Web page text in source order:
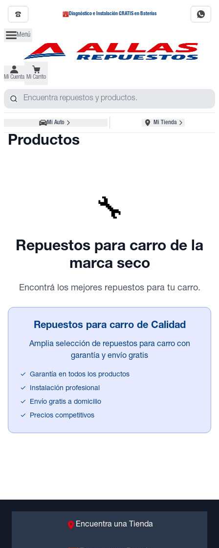
Diagnóstico e Instalación GRATIS en Baterías
Menú
Mi Cuenta Mi Carrito
Mi Auto Mi Tienda
Productos
🔧
Repuestos para carro de la
marca seco
Encontrá los mejores repuestos para tu carro.
Repuestos para carro de Calidad
Amplia selección de repuestos para carro con
garantía y envío gratis
✓
Garantía en todos los productos
✓
Instalación profesional
✓
Envío gratis a domicilio
✓
Precios competitivos
Encuentra una Tienda